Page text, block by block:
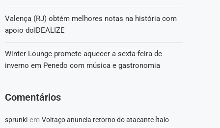
Valença (RJ) obtém melhores notas na história com
apoio doIDEALIZE
Winter Lounge promete aquecer a sexta-feira de
inverno em Penedo com música e gastronomia
Comentários
sprunki em Voltaço anuncia retorno do atacante Ítalo